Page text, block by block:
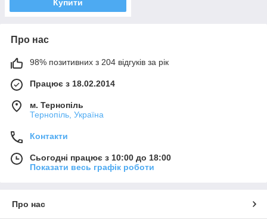
Купити
Про нас
98% позитивних з 204 відгуків за рік
Працює з 18.02.2014
м. Тернопіль
Тернопіль, Україна
Контакти
Сьогодні працює з 10:00 до 18:00
Показати весь графік роботи
Про нас